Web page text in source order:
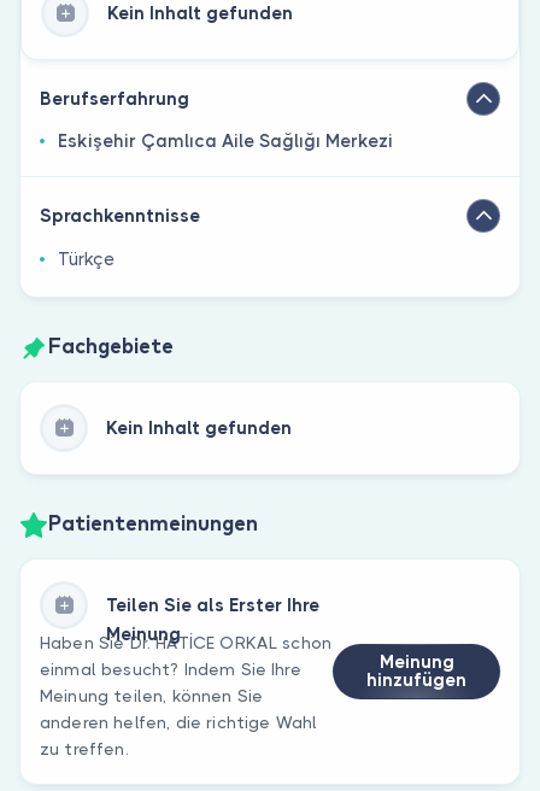
Kein Inhalt gefunden
Berufserfahrung
Eskişehir Çamlıca Aile Sağlığı Merkezi
Sprachkenntnisse
Türkçe
Fachgebiete
Kein Inhalt gefunden
Patientenmeinungen
Teilen Sie als Erster Ihre
Meinung
Haben Sie Dr. HATİCE ORKAL schon
einmal besucht? Indem Sie Ihre
Meinung teilen, können Sie
anderen helfen, die richtige Wahl
zu treffen.
Meinung
hinzufügen